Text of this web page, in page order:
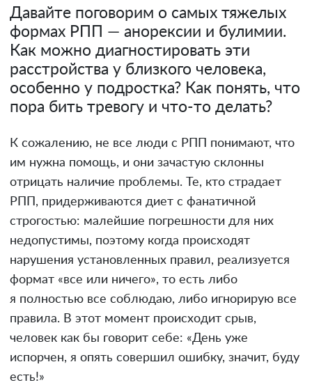
Давайте поговорим о самых тяжелых
формах РПП — анорексии и булимии.
Как можно диагностировать эти
расстройства у близкого человека,
особенно у подростка? Как понять, что
пора бить тревогу и что-то делать?
К сожалению, не все люди с РПП понимают, что
им нужна помощь, и они зачастую склонны
отрицать наличие проблемы. Те, кто страдает
РПП, придерживаются диет с фанатичной
строгостью: малейшие погрешности для них
недопустимы, поэтому когда происходят
нарушения установленных правил, реализуется
формат «все или ничего», то есть либо
я полностью все соблюдаю, либо игнорирую все
правила. В этот момент происходит срыв,
человек как бы говорит себе: «День уже
испорчен, я опять совершил ошибку, значит, буду
есть!»